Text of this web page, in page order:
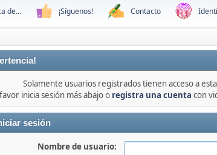
de... ¡Síguenos! Contacto
Solamente usuarios registrados tienen acceso a
inicia sesión más abajo o registra una cuenta con
sesión
Nombre de usuario: